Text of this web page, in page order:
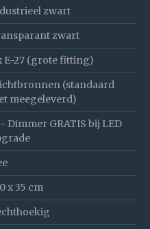
zwart
zwart
E-27 (grote fitting)
(standaard
meegeleverd)
- Dimmer GRATIS bij LED
x 35 cm